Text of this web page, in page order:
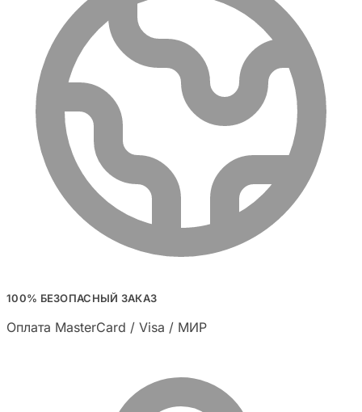
100% БЕЗОПАСНЫЙ ЗАКАЗ
Оплата MasterCard / Visa / МИР